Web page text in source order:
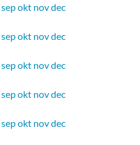
sepokt novdec
sepokt novdec
sepokt novdec
sepokt novdec
sepokt novdec